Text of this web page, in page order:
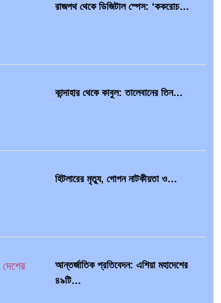
রাজপথ থেকে ডিজিটাল স্পেস: ‘ককরোচ…
কান্দাহার থেকে কাবুল: তালেবানের তিন…
হিটলারের মৃত্যু, গোপন নাটকীয়তা ও…
আন্তর্জাতিক প্রতিবেদন: এশিয়া মহাদেশের
৪৯টি…